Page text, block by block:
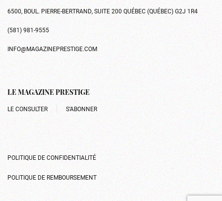
6500, BOUL. PIERRE-BERTRAND, SUITE 200 QUÉBEC (QUÉBEC) G2J 1R4
(581) 981-9555
INFO@MAGAZINEPRESTIGE.COM
LE MAGAZINE PRESTIGE
LE CONSULTER S’ABONNER
POLITIQUE DE CONFIDENTIALITÉ
POLITIQUE DE REMBOURSEMENT